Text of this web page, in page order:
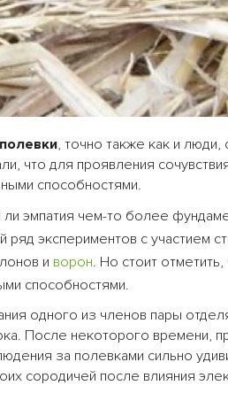
, точно также как и люди,
что для проявления
способностями.
эмпатия чем-то более
экспериментов с участием
и ворон. Но стоит отметить,
способностями.
одного из членов пары
После некоторого времени,
за полевками сильно
сородичей после влияния